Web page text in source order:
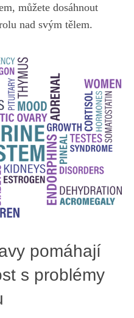
můžete ‍dosáhnout
nad svým tělem.
pomáhají
‌s problémy